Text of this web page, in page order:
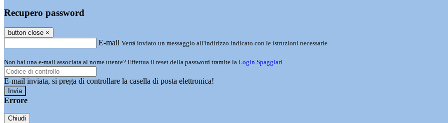
Recupero password
button close ×
E-mail Verrà inviato un messaggio all'indirizzo indicato con le istruzioni necessarie.
Non hai una e-mail associata al nome utente? Effettua il reset della password tramite la Login Spaggiari
E-mail inviata, si prega di controllare la casella di posta elettronica!
Errore
Chiudi